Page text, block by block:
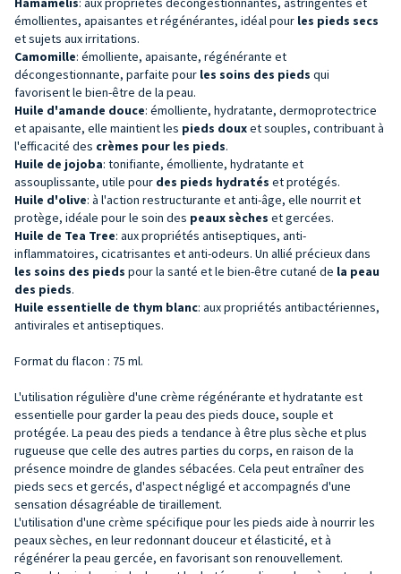
émollientes, apaisantes et régénérantes, idéal pour les pieds secs
et sujets aux irritations.
Camomille: émolliente, apaisante, régénérante et
décongestionnante, parfaite pour les soins des pieds qui
favorisent le bien-être de la peau.
Huile d'amande douce: émolliente, hydratante, dermoprotectrice
et apaisante, elle maintient les pieds douxet souples, contribuant à
l'efficacité des crèmes pour les pieds.
Huile de jojoba: tonifiante, émolliente, hydratante et
assouplissante, utile pour des pieds hydratés et protégés.
Huile d'olive: à l'action restructurante et anti-âge, elle nourrit et
protège, idéale pour le soin des peaux sèches et gercées.
Huile de Tea Tree: aux propriétés antiseptiques, anti-
inflammatoires, cicatrisantes et anti-odeurs. Un allié précieux dans
les soins des pieds pour la santé et le bien-être cutané de la peau
des pieds.
Huile essentielle de thym blanc: aux propriétés antibactériennes,
antivirales et antiseptiques.
Format du flacon : 75 ml.
L'utilisation régulière d'une crème régénérante et hydratante est
essentielle pour garder la peau des pieds douce, souple et
protégée. La peau des pieds a tendance à être plus sèche et plus
rugueuse que celle des autres parties du corps, en raison de la
présence moindre de glandes sébacées. Cela peut entraîner des
pieds secs et gercés, d'aspect négligé et accompagnés d'une
sensation désagréable de tiraillement.
L'utilisation d'une crème spécifique pour les pieds aide à nourrir les
peaux sèches, en leur redonnant douceur et élasticité, et à
régénérer la peau gercée, en favorisant son renouvellement.